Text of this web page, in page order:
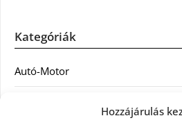
Hozzájárulás
Kategóriák
Autó-Motor